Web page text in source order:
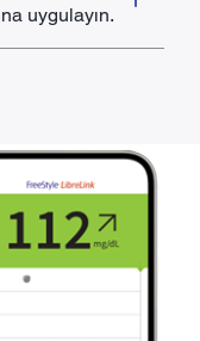
uygulayın.